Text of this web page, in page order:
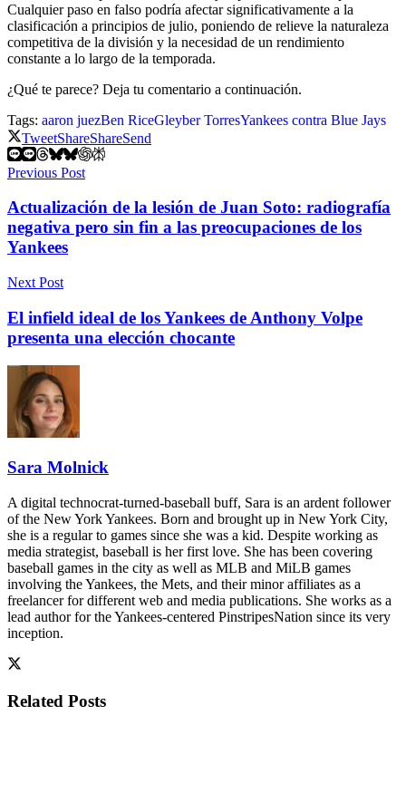
Cualquier paso en falso podría afectar significativamente a la
clasificación a principios de julio, poniendo de relieve la naturaleza
competitiva de la división y la necesidad de un rendimiento
constante a lo largo de la temporada.
¿Qué te parece? Deja tu comentario a continuación.
Tags: aaron juezBen RiceGleyber TorresYankees contra Blue Jays
TweetShareShareSend
Previous Post
Actualización de la lesión de Juan Soto: radiografía
negativa pero sin fin a las preocupaciones de los
Yankees
Next Post
El infield ideal de los Yankees de Anthony Volpe
presenta una elección chocante
Sara Molnick
A digital technocrat-turned-baseball buff, Sara is an ardent follower
of the New York Yankees. Born and brought up in New York City,
she is a regular to games since she was a kid. Despite working as
media strategist, baseball is her first love. She has been covering
baseball games in the city as well as MLB and MiLB games
involving the Yankees, the Mets, and their minor affiliates as a
freelancer for different web and media publications. She works as a
lead author for the Yankees-centered PinstripesNation since its very
inception.
Related Posts